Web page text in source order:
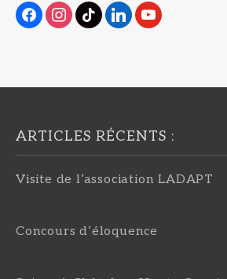
facebookinstagram
tiktoklinkedinyoutube
ARTICLES RÉCENTS :
Visite de l’association LADAPT
Concours d’éloquence